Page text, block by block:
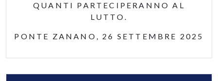
QUANTI PARTECIPERANNO AL
LUTTO.
PONTE ZANANO, 26 SETTEMBRE 2025